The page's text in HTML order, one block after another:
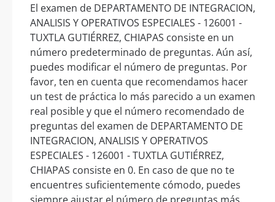
El examen de DEPARTAMENTO DE INTEGRACION,
ANALISIS Y OPERATIVOS ESPECIALES - 126001 -
TUXTLA GUTIÉRREZ, CHIAPAS consiste en un
número predeterminado de preguntas. Aún así,
puedes modificar el número de preguntas. Por
favor, ten en cuenta que recomendamos hacer
un test de práctica lo más parecido a un examen
real posible y que el número recomendado de
preguntas del examen de DEPARTAMENTO DE
INTEGRACION, ANALISIS Y OPERATIVOS
ESPECIALES - 126001 - TUXTLA GUTIÉRREZ,
CHIAPAS consiste en 0. En caso de que no te
encuentres suficientemente cómodo, puedes